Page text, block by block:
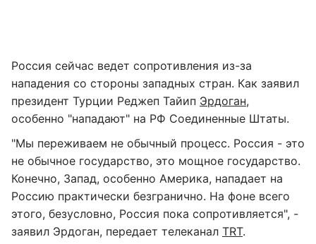
Россия сейчас ведет сопротивления из-за
нападения со стороны западных стран. Как заявил
президент Турции Реджеп Тайип Эрдоган,
особенно "нападают" на РФ Соединенные Штаты.
"Мы переживаем не обычный процесс. Россия - это
не обычное государство, это мощное государство.
Конечно, Запад, особенно Америка, нападает на
Россию практически безгранично. На фоне всего
этого, безусловно, Россия пока сопротивляется", -
заявил Эрдоган, передает телеканал TRT.